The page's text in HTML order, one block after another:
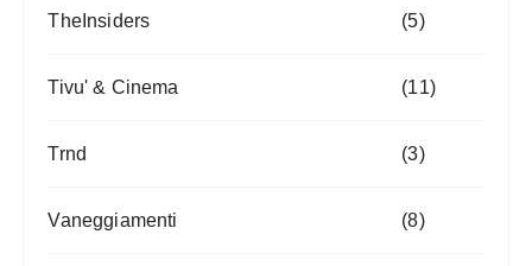
TheInsiders (5)
Tivu' & Cinema (11)
Trnd (3)
Vaneggiamenti (8)